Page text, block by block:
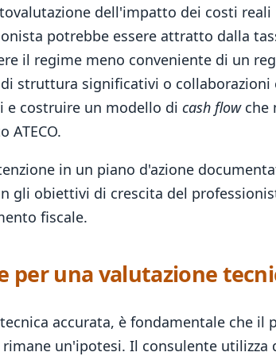
dell'impatto dei costi
potrebbe essere attratto dalla
il regime meno conveniente di un
struttura significativi o collaborazioni
e costruire un modello di cash flowche
in un piano d'azione
gli obiettivi di crescita del
fiscale.
per una valutazione
accurata, è fondamentale che il
un'ipotesi. Il consulente